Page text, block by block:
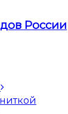
России